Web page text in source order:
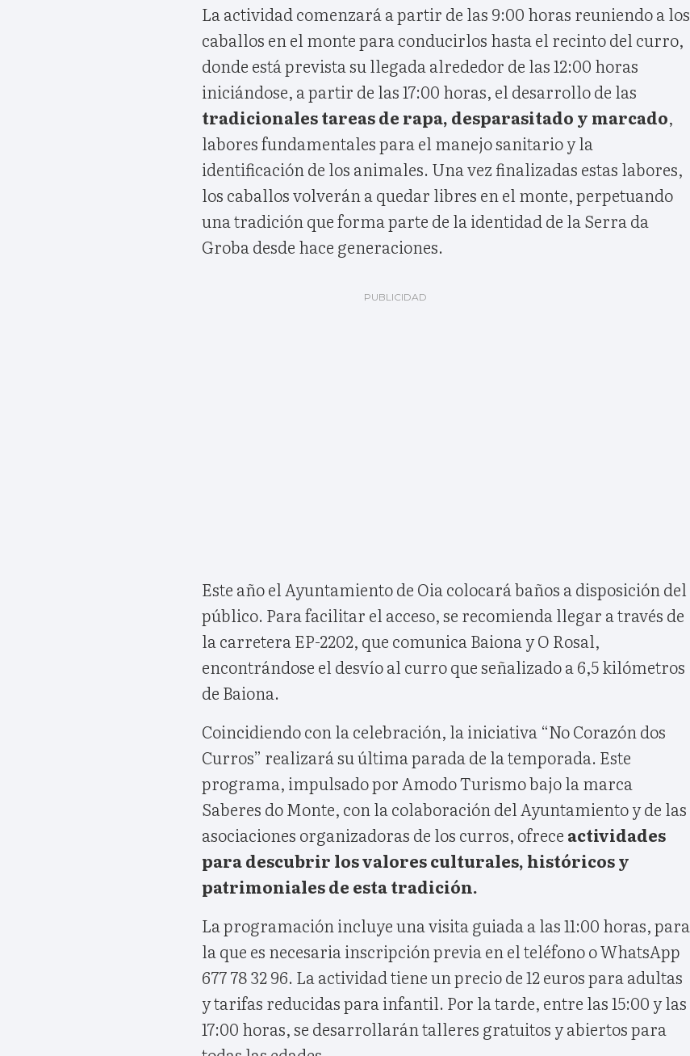
La actividad comenzará a partir de las 9:00 horas reuniendo a los
caballos en el monte para conducirlos hasta el recinto del curro,
donde está prevista su llegada alrededor de las 12:00 horas
iniciándose, a partir de las 17:00 horas, el desarrollo de las
tradicionales tareas de rapa, desparasitado y marcado,
labores fundamentales para el manejo sanitario y la
identificación de los animales. Una vez finalizadas estas labores,
los caballos volverán a quedar libres en el monte, perpetuando
una tradición que forma parte de la identidad de la Serra da
Groba desde hace generaciones.
Este año el Ayuntamiento de Oia colocará baños a disposición del
público. Para facilitar el acceso, se recomienda llegar a través de
la carretera EP-2202, que comunica Baiona y O Rosal,
encontrándose el desvío al curro que señalizado a 6,5 kilómetros
de Baiona.
Coincidiendo con la celebración, la iniciativa “No Corazón dos
Curros” realizará su última parada de la temporada. Este
programa, impulsado por Amodo Turismo bajo la marca
Saberes do Monte, con la colaboración del Ayuntamiento y de las
asociaciones organizadoras de los curros, ofrece actividades
para descubrir los valores culturales, históricos y
patrimoniales de esta tradición.
La programación incluye una visita guiada a las 11:00 horas, para
la que es necesaria inscripción previa en el teléfono o WhatsApp
677 78 32 96. La actividad tiene un precio de 12 euros para adultas
y tarifas reducidas para infantil. Por la tarde, entre las 15:00 y las
17:00 horas, se desarrollarán talleres gratuitos y abiertos para